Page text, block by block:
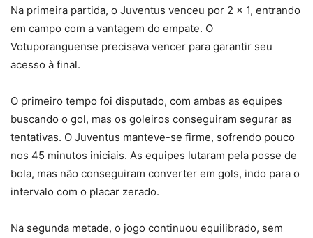
Na primeira partida, o Juventus venceu por 2 x 1, entrando
em campo com a vantagem do empate. O
Votuporanguense precisava vencer para garantir seu
acesso à final.
O primeiro tempo foi disputado, com ambas as equipes
buscando o gol, mas os goleiros conseguiram segurar as
tentativas. O Juventus manteve-se firme, sofrendo pouco
nos 45 minutos iniciais. As equipes lutaram pela posse de
bola, mas não conseguiram converter em gols, indo para o
intervalo com o placar zerado.
Na segunda metade, o jogo continuou equilibrado, sem